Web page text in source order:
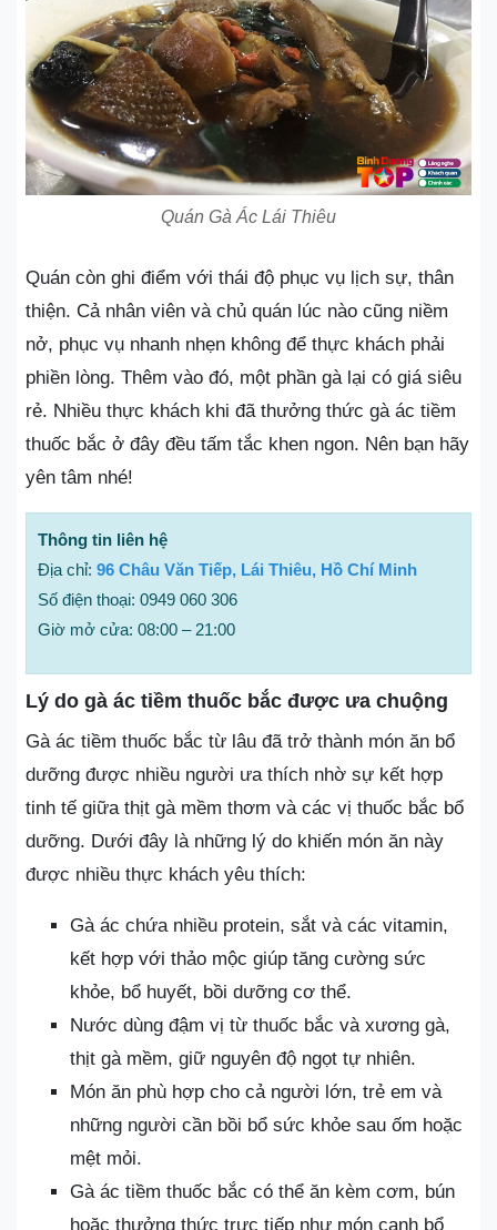
Quán Gà Ác Lái Thiêu
Quán còn ghi điểm với thái độ phục vụ lịch sự, thân
thiện. Cả nhân viên và chủ quán lúc nào cũng niềm
nở, phục vụ nhanh nhẹn không để thực khách phải
phiền lòng. Thêm vào đó, một phần gà lại có giá siêu
rẻ. Nhiều thực khách khi đã thưởng thức gà ác tiềm
thuốc bắc ở đây đều tấm tắc khen ngon. Nên bạn hãy
yên tâm nhé!
Thông tin liên hệ
Địa chỉ: 96 Châu Văn Tiếp, Lái Thiêu, Hồ Chí Minh
Số điện thoại: 0949 060 306
Giờ mở cửa: 08:00 – 21:00
Lý do gà ác tiềm thuốc bắc được ưa chuộng
Gà ác tiềm thuốc bắc từ lâu đã trở thành món ăn bổ
dưỡng được nhiều người ưa thích nhờ sự kết hợp
tinh tế giữa thịt gà mềm thơm và các vị thuốc bắc bổ
dưỡng. Dưới đây là những lý do khiến món ăn này
được nhiều thực khách yêu thích:
Gà ác chứa nhiều protein, sắt và các vitamin,
kết hợp với thảo mộc giúp tăng cường sức
khỏe, bổ huyết, bồi dưỡng cơ thể.
Nước dùng đậm vị từ thuốc bắc và xương gà,
thịt gà mềm, giữ nguyên độ ngọt tự nhiên.
Món ăn phù hợp cho cả người lớn, trẻ em và
những người cần bồi bổ sức khỏe sau ốm hoặc
mệt mỏi.
Gà ác tiềm thuốc bắc có thể ăn kèm cơm, bún
hoặc thưởng thức trực tiếp như món canh bổ